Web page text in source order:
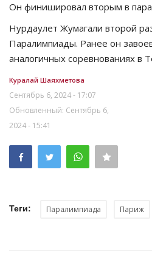
Он финишировал вторым в
Нурдаулет Жумагали второй
Паралимпиады. Ранее он
аналогичных соревнованиях в
Куралай Шаяхметова
Сентябрь 6, 2024 - 17:07
Обновленный: Сентябрь 6,
2024 - 15:41
Теги: Паралимпиада Париж